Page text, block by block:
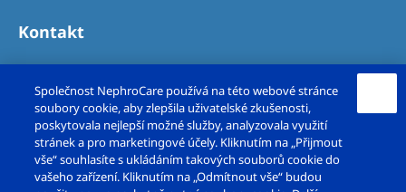
Kontakt
Společnost NephroCare používá na této webové stránce
soubory cookie, aby zlepšila uživatelské zkušenosti,
poskytovala nejlepší možné služby, analyzovala využití
stránek a pro marketingové účely. Kliknutím na „Přijmout
vše“ souhlasíte s ukládáním takových souborů cookie do
vašeho zařízení. Kliknutím na „Odmítnout vše“ budou